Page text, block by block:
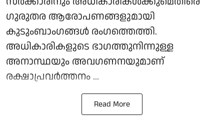
ഗുരുതര ആരോപണങ്ങളുമായി
കുടുംബാംഗങ്ങൾ രംഗത്തെത്തി.
അധികാരികളുടെ ഭാഗത്തുനിന്നുള്ള
അനാസ്ഥയും അവഗണനയുമാണ്
രക്ഷാപ്രവർത്തനം ...
Read More